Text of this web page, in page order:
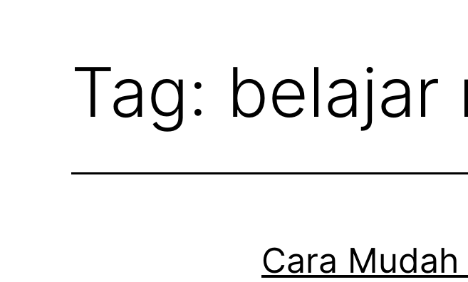
Tag: belajar
Cara